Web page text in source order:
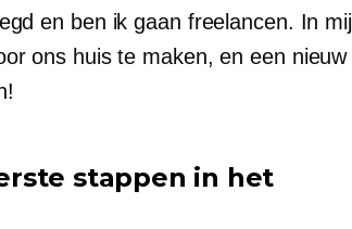
en ben ik gaan freelancen. In
ons huis te maken, en een nieuw
stappen in het